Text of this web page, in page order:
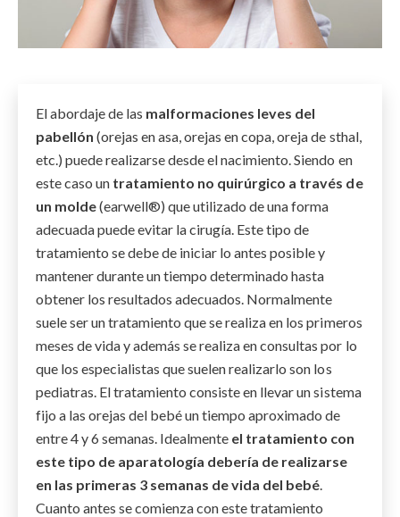
El abordaje de las malformaciones leves del
pabellón (orejas en asa, orejas en copa, oreja de sthal,
etc.) puede realizarse desde el nacimiento. Siendo en
este caso un tratamiento no quirúrgico a través de
un molde(earwell®) que utilizado de una forma
adecuada puede evitar la cirugía. Este tipo de
tratamiento se debe de iniciar lo antes posible y
mantener durante un tiempo determinado hasta
obtener los resultados adecuados. Normalmente
suele ser un tratamiento que se realiza en los primeros
meses de vida y además se realiza en consultas por lo
que los especialistas que suelen realizarlo son los
pediatras. El tratamiento consiste en llevar un sistema
fijo a las orejas del bebé un tiempo aproximado de
entre 4 y 6 semanas. Idealmente el tratamiento con
este tipo de aparatología debería de realizarse
en las primeras 3 semanas de vida del bebé.
Cuanto antes se comienza con este tratamiento